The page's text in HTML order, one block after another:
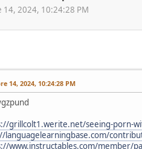
2024, 10:24:28 PM
14, 2024, 10:24:28 PM
grillcolt1.werite.net/seeing-porn-
languagelearningbase.com/
www.instructables.com/member/